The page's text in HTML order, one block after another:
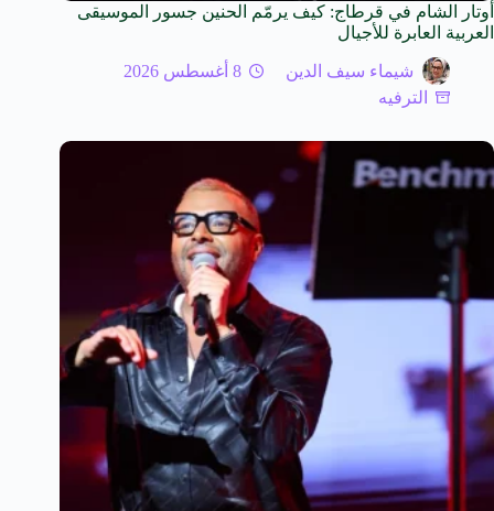
أوتار الشام في قرطاج: كيف يرمّم الحنين جسور الموسيقى
العربية العابرة للأجيال
شيماء سيف الدين
8 أغسطس 2026
الترفيه